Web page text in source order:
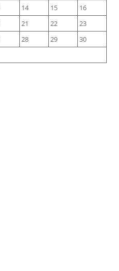
14 15
16
21 22
23
28 29
30